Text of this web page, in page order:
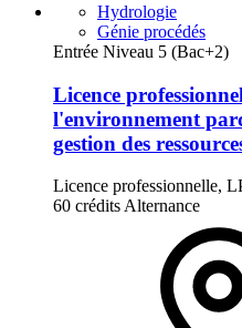
Hydrologie
Génie procédés
Entrée Niveau 5 (Bac+2)
Licence
l'environnement
gestion des
Licence professionnelle,
60 crédits Alternance